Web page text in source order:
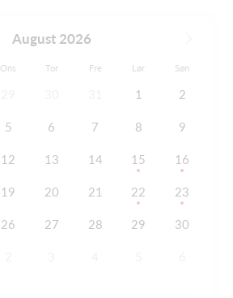
August 2026
Ons Tor Fre Lør Søn
1 2
5 6 7 8 9
12 13 14 15 16
19 20 21 22 23
26 27 28 29 30